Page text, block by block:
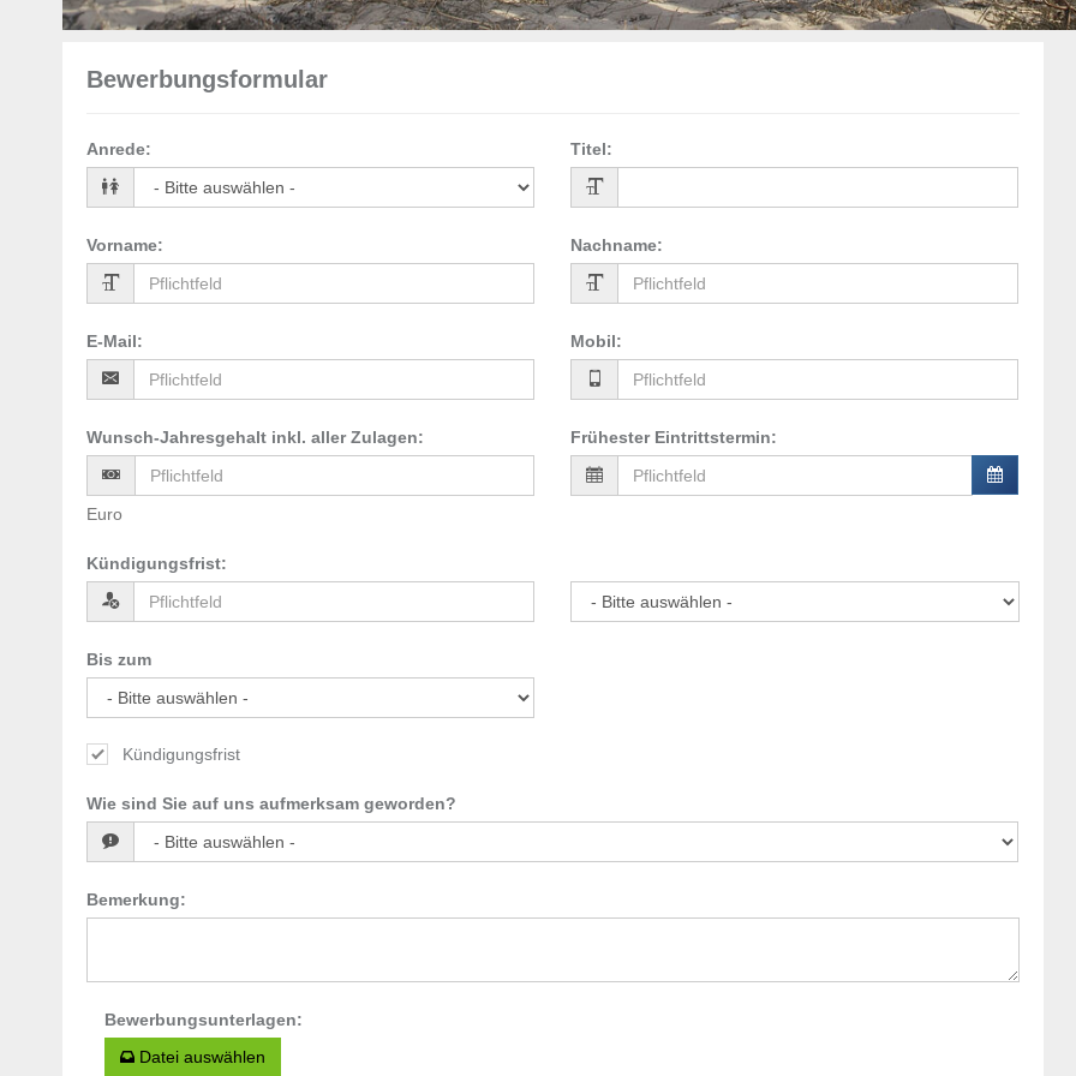
Bewerbungsformular
Anrede: Titel:
Vorname: Nachname:
E-Mail: Mobil:
Wunsch-Jahresgehalt inkl. aller Zulagen:
Euro
Frühester Eintrittstermin:
Kündigungsfrist:
Bis zum
Kündigungsfrist
Wie sind Sie auf uns aufmerksam geworden?
Bemerkung:
Bewerbungsunterlagen:
Datei auswählen